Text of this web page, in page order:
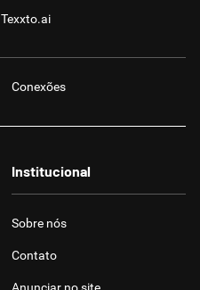
Texxto.ai
Conexões
Institucional
Sobre nós
Contato